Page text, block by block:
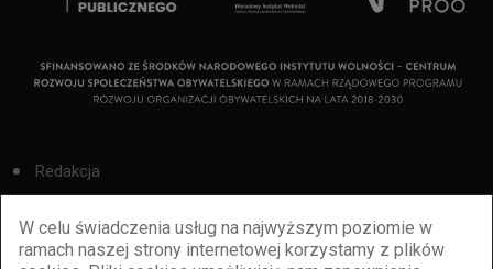
W celu świadczenia usług na najwyższym poziomie w
ramach naszej strony internetowej korzystamy z plików
Redakcja
Cookies
Reklama